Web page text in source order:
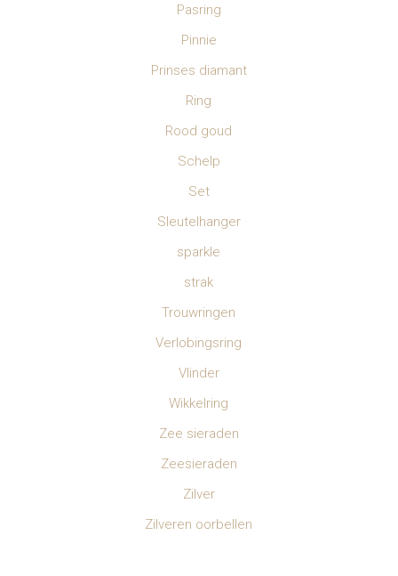
Pasring
Pinnie
Prinses diamant
Ring
Rood goud
Schelp
Set
Sleutelhanger
sparkle
strak
Trouwringen
Verlobingsring
Vlinder
Wikkelring
Zee sieraden
Zeesieraden
Zilver
Zilveren oorbellen